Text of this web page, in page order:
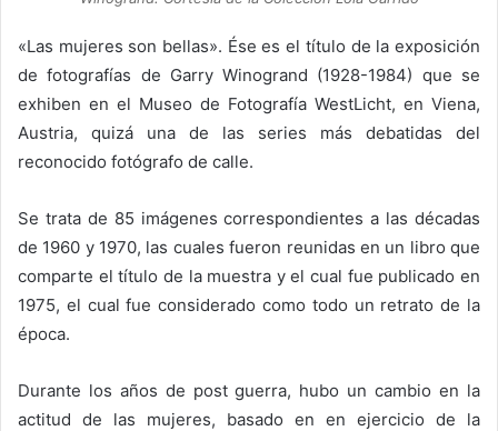
«Las mujeres son bellas». Ése es el título de la exposición
de fotografías de Garry Winogrand (1928-1984) que se
exhiben en el Museo de Fotografía WestLicht, en Viena,
Austria, quizá una de las series más debatidas del
reconocido fotógrafo de calle.
Se trata de 85 imágenes correspondientes a las décadas
de 1960 y 1970, las cuales fueron reunidas en un libro que
comparte el título de la muestra y el cual fue publicado en
1975, el cual fue considerado como todo un retrato de la
época.
Durante los años de post guerra, hubo un cambio en la
actitud de las mujeres, basado en en ejercicio de la